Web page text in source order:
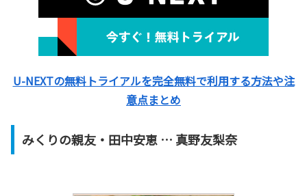
U-NEXTの無料トライアルを完全無料で利用する方法や注
意点まとめ
みくりの親友・田中安恵 … 真野友梨奈